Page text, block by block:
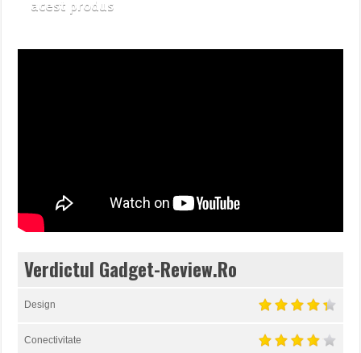
acest produs
Verdictul Gadget-Review.Ro
Design
Conectivitate